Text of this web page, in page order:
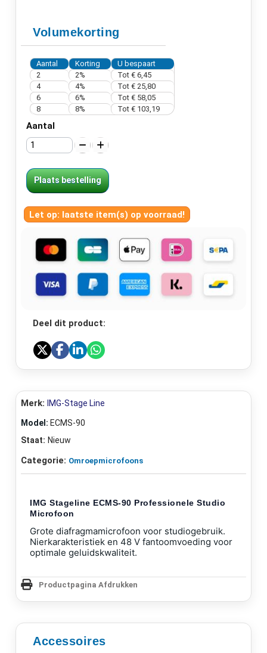
Volumekorting
Aantal Korting
U bespaart
2
2% Tot € 6,45
4
4% Tot € 25,80
6
6% Tot € 58,05
8
8% Tot € 103,19
Aantal
Plaats bestelling
Let op: laatste item(s) op voorraad!
Deel dit product:
Merk: IMG-Stage Line
Model: ECMS-90
Staat: Nieuw
Categorie: Omroepmicrofoons
IMG Stageline ECMS-90 Professionele Studio
Microfoon
Grote diafragmamicrofoon voor studiogebruik.
Nierkarakteristiek en 48 V fantoomvoeding voor
optimale geluidskwaliteit.
Productpagina Afdrukken
Accessoires